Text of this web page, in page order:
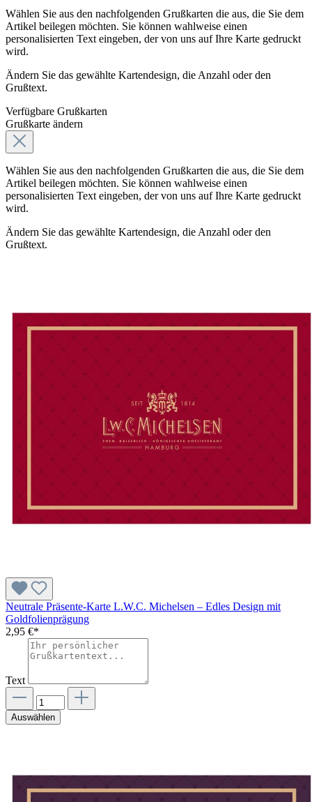
Wählen Sie aus den nachfolgenden Grußkarten die aus, die Sie dem
Artikel beilegen möchten. Sie können wahlweise einen
personalisierten Text eingeben, der von uns auf Ihre Karte gedruckt
wird.
Ändern Sie das gewählte Kartendesign, die Anzahl oder den
Grußtext.
Verfügbare Grußkarten
Grußkarte ändern
Wählen Sie aus den nachfolgenden Grußkarten die aus, die Sie dem
Artikel beilegen möchten. Sie können wahlweise einen
personalisierten Text eingeben, der von uns auf Ihre Karte gedruckt
wird.
Ändern Sie das gewählte Kartendesign, die Anzahl oder den
Grußtext.
Neutrale Präsente-Karte L.W.C. Michelsen – Edles Design mit
Goldfolienprägung
2,95 €*
Text
Auswählen